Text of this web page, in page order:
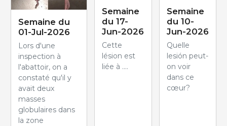
Semaine du
01-Jul-2026
Lors d'une
inspection à
l'abattoir, on a
constaté qu'il y
avait deux
masses
globulaires dans
la zone
Semaine
du 17-
Jun-2026
Cette
lésion est
liée à ....
Semaine
du 10-
Jun-2026
Quelle
lesión peut-
on voir
dans ce
cœur?